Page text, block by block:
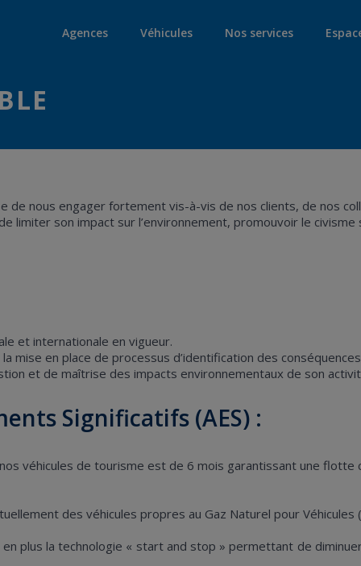
Agences Véhicules Nos services
nous engager fortement vis-à-vis de nos clients, de nos
limiter son impact sur l’environnement, promouvoir le civisme
et internationale en vigueur.
mise en place de processus d’identification des
et de maîtrise des impacts environnementaux de son
Significatifs (AES) :
véhicules de tourisme est de 6 mois garantissant une
des véhicules propres au Gaz Naturel pour
plus la technologie « start and stop » permettant de